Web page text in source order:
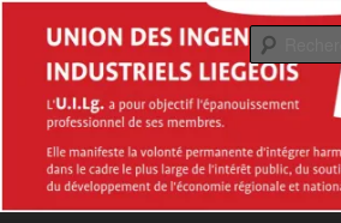
contenu
principal
contenu
secondaireUnion des
Liégeois (UILg ASBL)
Association des Master en sciences de
Haute École de la Province de Liège (HEPL –